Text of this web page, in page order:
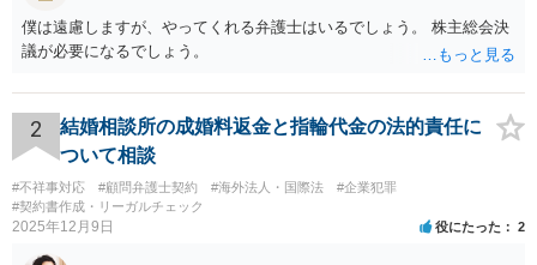
僕は遠慮しますが、やってくれる弁護士はいるでしょう。 株主総会決
議が必要になるでしょう。
2
結婚相談所の成婚料返金と指輪代金の法的責任に
ついて相談
#不祥事対応 #顧問弁護士契約 #海外法人・国際法
#企業犯罪
#契約書作成・リーガルチェック
2025年12月9日 役にたった 2